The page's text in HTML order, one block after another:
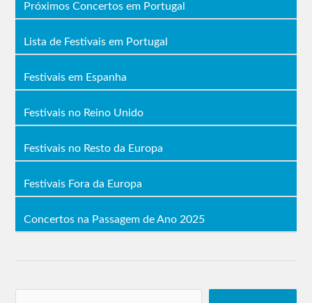
Próximos Concertos em Portugal
Lista de Festivais em Portugal
Festivais em Espanha
Festivais no Reino Unido
Festivais no Resto da Europa
Festivais Fora da Europa
Concertos na Passagem de Ano 2025